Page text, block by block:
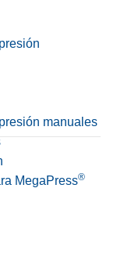
manuales
MegaPress®